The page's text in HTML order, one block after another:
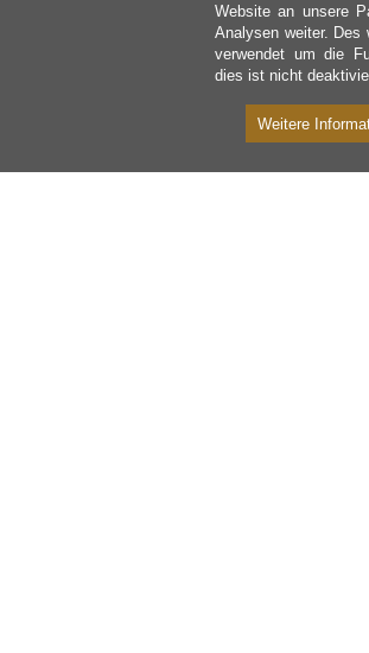
Website an unsere
Analysen weiter. Des
verwendet um die
dies ist nicht
Weitere